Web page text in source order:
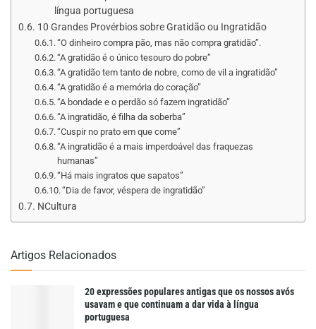
língua portuguesa
10 Grandes Provérbios sobre Gratidão ou Ingratidão
“O dinheiro compra pão, mas não compra gratidão”.
“A gratidão é o único tesouro do pobre”
“A gratidão tem tanto de nobre, como de vil a ingratidão”
“A gratidão é a memória do coração”
“A bondade e o perdão só fazem ingratidão”
“A ingratidão, é filha da soberba”
“Cuspir no prato em que come”
“A ingratidão é a mais imperdoável das fraquezas
humanas”
“Há mais ingratos que sapatos”
“Dia de favor, véspera de ingratidão”
NCultura
Artigos Relacionados
20 expressões populares antigas que os nossos avós
usavam e que continuam a dar vida à língua
portuguesa